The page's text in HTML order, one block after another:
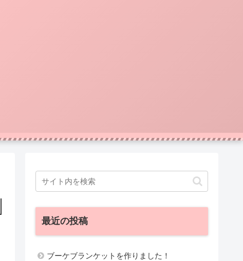
最近の投稿
ブーケブランケットを作りました！